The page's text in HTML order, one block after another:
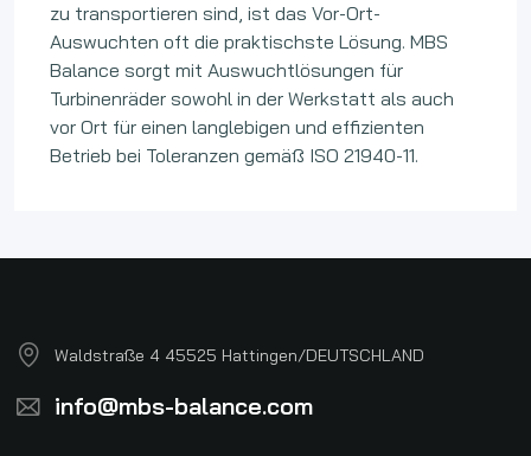
zu transportieren sind, ist das Vor-Ort-
Auswuchten oft die praktischste Lösung. MBS
Balance sorgt mit Auswuchtlösungen für
Turbinenräder sowohl in der Werkstatt als auch
vor Ort für einen langlebigen und effizienten
Betrieb bei Toleranzen gemäß ISO 21940-11.
Waldstraße 4 45525 Hattingen/DEUTSCHLAND
info@mbs-balance.com